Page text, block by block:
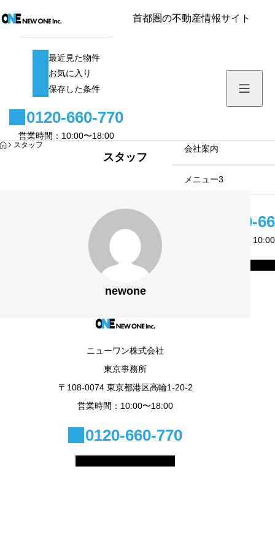
保存した条件
サブメニュー1
サブメニュー2
会社案内
メニュー3
0120-
営業時間：
首都圏の不動産情報サイト
最近見た物件
お気に入り
保存した条件
0120-660-770
営業時間：10:00〜18:00
HOME
スタッフ
スタッフ
newone
ニューワン株式会社
東京事務所
〒108-0074 東京都港区高輪1-20-2
営業時間：10:00〜18:00
0120-660-770